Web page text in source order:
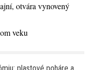
otvára vynovený
veku